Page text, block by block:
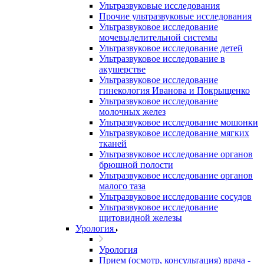
Ультразвуковые исследования
Прочие ультразвуковые исследования
Ультразвуковое исследование
мочевыделительной системы
Ультразвуковое исследование детей
Ультразвуковое исследование в
акушерстве
Ультразвуковое исследование
гинекология Иванова и Покрыщенко
Ультразвуковое исследование
молочных желез
Ультразвуковое исследование мошонки
Ультразвуковое исследование мягких
тканей
Ультразвуковое исследование органов
брюшной полости
Ультразвуковое исследование органов
малого таза
Ультразвуковое исследование сосудов
Ультразвуковое исследование
щитовидной железы
Урология
Урология
Прием (осмотр, консультация) врача -